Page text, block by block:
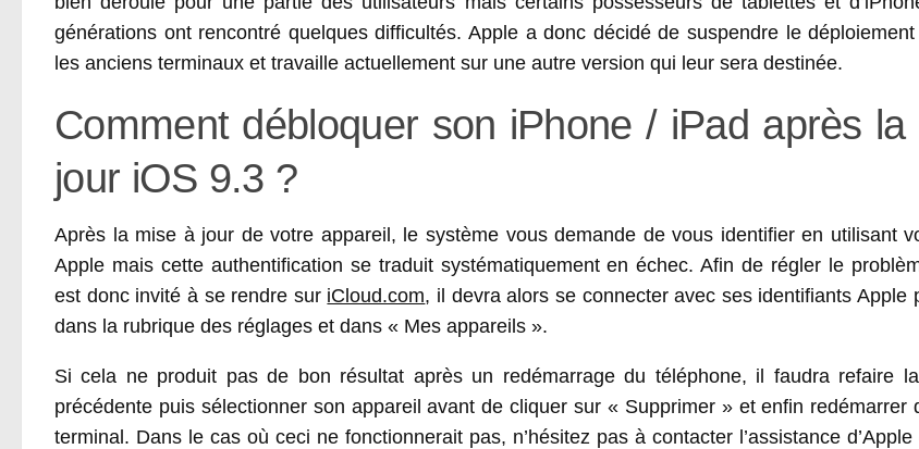
générations ont rencontré quelques difficultés. Apple a donc décidé de suspendre le déploiement
les anciens terminaux et travaille actuellement sur une autre version qui leur sera destinée.
Comment débloquer son iPhone / iPad après
jour iOS 9.3 ?
Après la mise à jour de votre appareil, le système vous demande de vous identifier en utilisant
Apple mais cette authentification se traduit systématiquement en échec. Afin de régler le
est donc invité à se rendre sur iCloud.com, il devra alors se connecter avec ses identifiants Apple
dans la rubrique des réglages et dans « Mes appareils ».
Si cela ne produit pas de bon résultat après un redémarrage du téléphone, il faudra refaire
précédente puis sélectionner son appareil avant de cliquer sur « Supprimer » et enfin redémarrer
terminal. Dans le cas où ceci ne fonctionnerait pas, n’hésitez pas à contacter l’assistance